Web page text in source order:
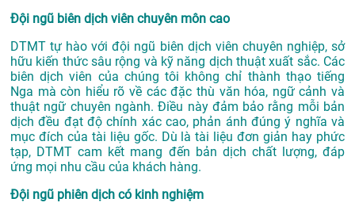
Đội ngũ biên dịch viên chuyên môn cao
DTMT tự hào với đội ngũ biên dịch viên chuyên nghiệp, sở
hữu kiến thức sâu rộng và kỹ năng dịch thuật xuất sắc. Các
biên dịch viên của chúng tôi không chỉ thành thạo tiếng
Nga mà còn hiểu rõ về các đặc thù văn hóa, ngữ cảnh và
thuật ngữ chuyên ngành. Điều này đảm bảo rằng mỗi bản
dịch đều đạt độ chính xác cao, phản ánh đúng ý nghĩa và
mục đích của tài liệu gốc. Dù là tài liệu đơn giản hay phức
tạp, DTMT cam kết mang đến bản dịch chất lượng, đáp
ứng mọi nhu cầu của khách hàng.
Đội ngũ phiên dịch có kinh nghiệm